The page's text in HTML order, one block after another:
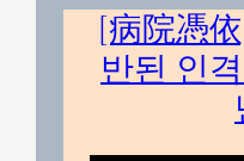
[病院憑
반된 인